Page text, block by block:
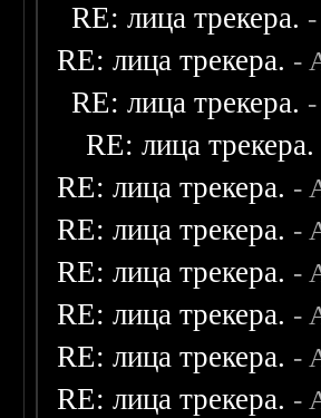
RE: лица трекера.
RE: лица трекера. -
RE: лица трекера.
RE: лица трекера.
RE: лица трекера. -
RE: лица трекера. -
RE: лица трекера. -
RE: лица трекера. -
RE: лица трекера. -
RE: лица трекера. -